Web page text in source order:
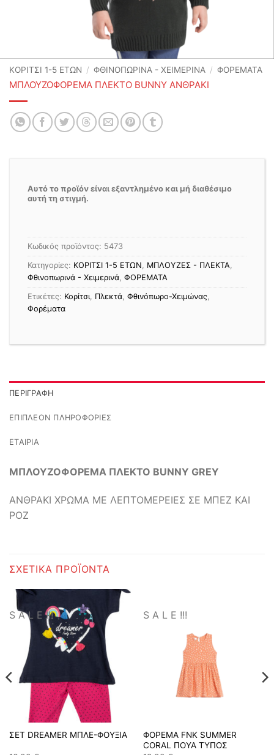
ΚΟΡΙΤΣΙ 1-5 ΕΤΩΝ / ΦΘΙΝΟΠΩΡΙΝΆ - ΧΕΙΜΕΡΙΝΆ / ΦΟΡΕΜΑΤΑ
ΜΠΛΟΥΖΟΦΟΡΕΜΑ ΠΛΕΚΤΟ BUNNY ΑΝΘΡΑΚΙ
Αυτό το προϊόν είναι εξαντλημένο και μή διαθέσιμο
αυτή τη στιγμή.
Κωδικός προϊόντος: 5473
Κατηγορίες: ΚΟΡΙΤΣΙ 1-5 ΕΤΩΝ ΜΠΛΟΥΖΕΣ - ΠΛΕΚΤΑ
Φθινοπωρινά - Χειμερινά ΦΟΡΕΜΑΤΑ
Ετικέτες: Κορίτσι Πλεκτά Φθινόπωρο-Χειμώνας
Φορέματα
ΠΕΡΙΓΡΑΦΉ
ΕΠΙΠΛΈΟΝ ΠΛΗΡΟΦΟΡΊΕΣ
ΕΤΑΙΡΊΑ
ΜΠΛΟΥΖΟΦΟΡΕΜΑ ΠΛΕΚΤΟ BUNNY GREY
ΑΝΘΡΑΚΙ ΧΡΩΜΑ ΜΕ ΛΕΠΤΟΜΕΡΕΙΕΣ ΣΕ ΜΠΕΖ ΚΑΙ
ΡΟΖ
ΣΧΕΤΙΚΆ ΠΡΟΪΌΝΤΑ
S A L E !!!
ΣΕΤ DREAMER ΜΠΛΕ-ΦΟΥΞΙΑ
S A L E !!!
ΦΟΡΕΜΑ FNK SUMMER
CORAL ΠΟΥΑ ΤΥΠΟΣ